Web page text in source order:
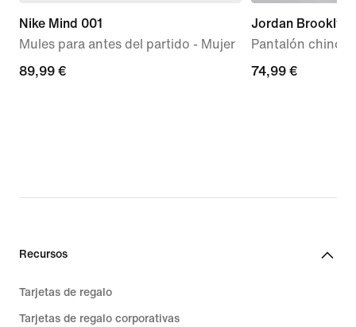
Nike Mind 001
Mules para antes del partido - Mujer
89,99 €
89,99 €
Jordan Brooklyn
Pantalón chino -
74,99 €
74,99 €
Recursos
Tarjetas de regalo
Tarjetas de regalo corporativas